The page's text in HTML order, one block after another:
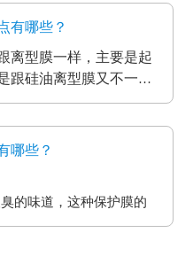
规PET离型膜生产厂家
因而具有一定的基础
离型膜在其价格上都
与进口的离型膜在其价
围
的就是为了满足产品的
据离型膜的使用范围来
合企业产品的生产要
机器的连接处使用缓冲
重视运输货物的完整
场上最受欢迎的缓冲垫
高温以及抗冲力强的特
以起到保护货物的作
用，就需要使用热压机
要缓冲垫。缓冲垫会装
均匀传递热压板工作温
使用缓冲垫还可以使纸
可以保护模板、弥补压
作。
有哪些？
离型膜一样，主要是起
跟硅油离型膜又不一
是以一种氟化物的形式
种（PET,聚酰亚胺）
同属矽利康的类别，时
应就是贴死。
温胶，硅胶双面胶贴
形状，用于一些特殊用
到产品的隔离作用。
平滑度和强度。
预浸料粘连，又可以保
哪些？
的味道，这种保护膜的